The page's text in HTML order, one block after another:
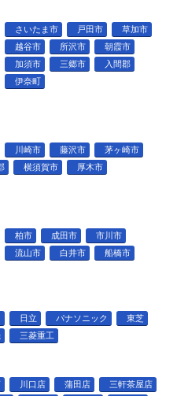
さいたま市 戸田市
草加市
越谷市 所沢市
朝霞市
加須市 三郷市
入間郡
伊奈町
川崎市 藤沢市
茅ヶ崎市
横須賀市 厚木市
柏市 成田市
市川市
流山市 白井市
船橋市
日立 パナソニック
東芝
三菱重工
川口店 蒲田店
三軒茶屋店